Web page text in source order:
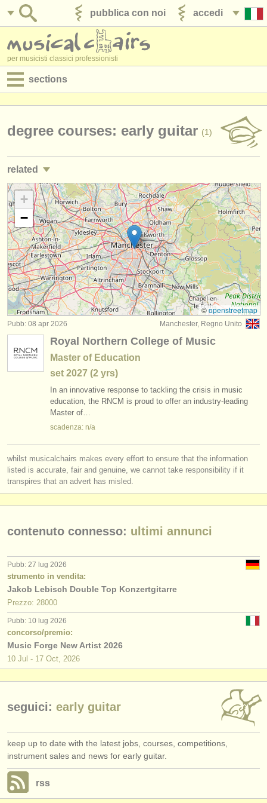
accedi
pubblica con noi
per musicisti classici professionisti
sections
jobs - amministrazione
degree courses
corsi
concorsi/premi
strumenti in vendita
strumenti rubati
elenchi:
orchestre e teatri lirici
conservatori
orchestre giovanili
contattaci
rss feeds
pubblica con noi
find out about ourATS
ATSfaq
accedi
degree courses: early guitar (1)
related
corsi/ masterclass chitarra classica (2)
degree courses: chitarra (9)
degree courses: liuto (1)
degree courses: tiorba (1)
concorso chitarra classica (4)
chitarra in vendita
chitarra classica smarrito (180)
+
−
©openstreetmap
Manchester, Regno Unito
Pubb: 08 apr 2026
Royal Northern College of Music
Master of Education
set 2027 (2 yrs)
In an innovative response to tackling the crisis in music
education, the RNCM is proud to offer an industry-leading
Master of…
scadenza: n/a
whilst musicalchairs makes every effort to ensure that the information
listed is accurate, fair and genuine, we cannot take responsibility if it
transpires that an advert has misled.
contenuto connesso: ultimi annunci
Pubb: 27 lug 2026
strumento in vendita:
Jakob Lebisch Double Top Konzertgitarre
Prezzo: 28000
Pubb: 10 lug 2026
concorso/premio:
Music Forge New Artist 2026
10 Jul - 17 Oct, 2026
seguici: early guitar
keep up to date with the latest jobs, courses, competitions,
instrument sales and news for early guitar.
rss